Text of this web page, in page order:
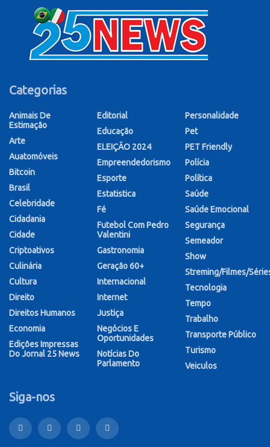
Categorias
Animais De
Estimação
Arte
Auatomóveis
Bitcoin
Brasil
Celebridade
Cidadania
Cidade
Criptoativos
Culinária
Cultura
Direito
Direitos Humanos
Economia
Edições Impressas
Do Jornal 25 News
Editorial
Educação
ELEIÇÃO 2024
Empreendedorismo
Esporte
Estatistica
Fé
Futebol Com Pedro
Valentini
Gastronomia
Geração 60+
Internacional
Internet
Justiça
Negócios E
Oportunidades
Notícias Do
Parlamento
Personalidade
Pet
PET Friendly
Polícia
Política
Saúde
Saúde Emocional
Segurança
Semeador
Show
Streming/Filmes/
Tecnologia
Tempo
Trabalho
Transporte Público
Turismo
Veiculos
Siga-nos